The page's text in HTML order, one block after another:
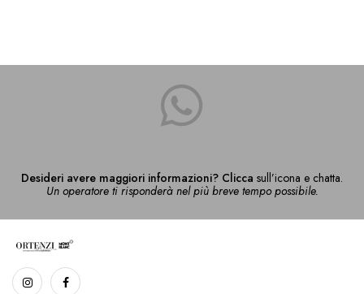
Desideri avere maggiori informazioni? Clicca sull’icona e chatta.
Un operatore ti risponderà nel più breve tempo possibile.